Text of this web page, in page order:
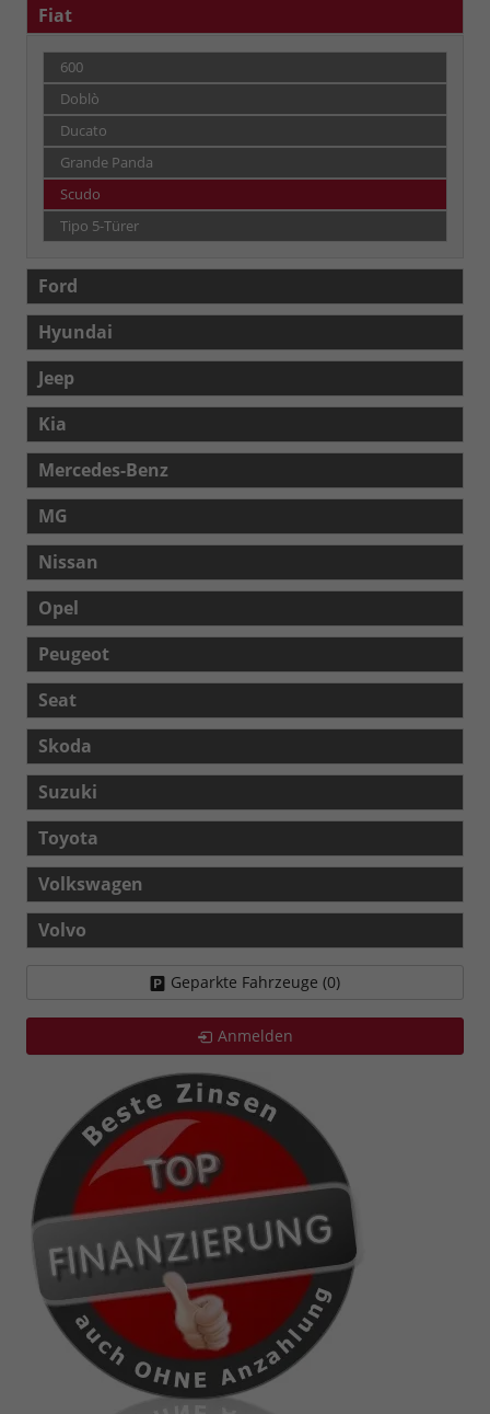
Fiat
600
Doblò
Ducato
Grande Panda
Scudo
Tipo 5-Türer
Ford
Hyundai
Jeep
Kia
Mercedes-Benz
MG
Nissan
Opel
Peugeot
Seat
Skoda
Suzuki
Toyota
Volkswagen
Volvo
Geparkte Fahrzeuge (0)
Anmelden